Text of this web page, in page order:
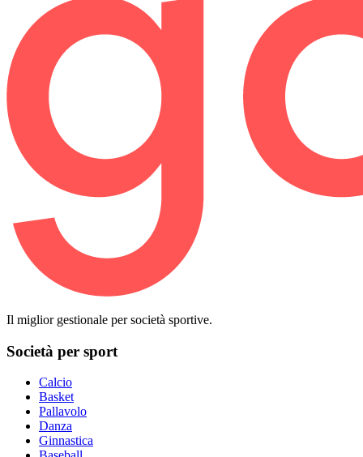
Il miglior gestionale per società sportive.
Società per sport
Calcio
Basket
Pallavolo
Danza
Ginnastica